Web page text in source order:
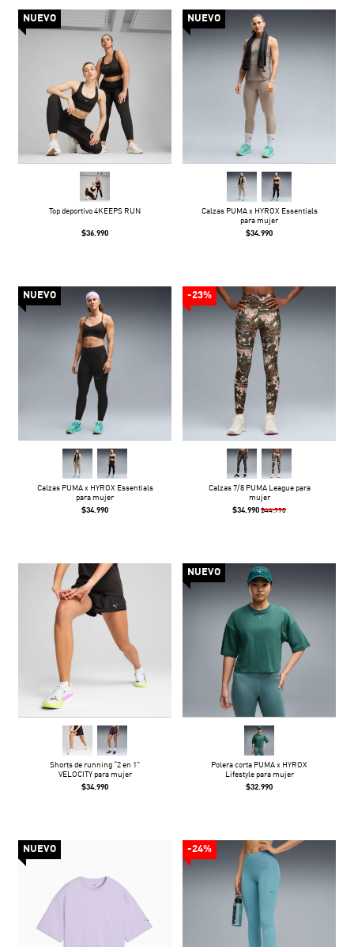
NUEVO
Top deportivo 4KEEPS RUN
$36.990
NUEVO
Calzas PUMA x HYROX Essentials
para mujer
$34.990
NUEVO
Calzas PUMA x HYROX Essentials
para mujer
$34.990
-23%
Calzas 7/8 PUMA League para
mujer
$34.990 $44.990
Shorts de running “2 en 1”
VELOCITY para mujer
$34.990
NUEVO
Polera corta PUMA x HYROX
Lifestyle para mujer
$32.990
NUEVO -24%